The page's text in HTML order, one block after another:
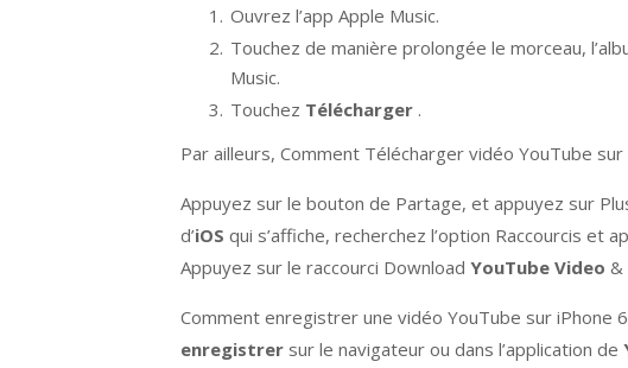
Ouvrez l’app Apple Music.
Touchez de manière prolongée le morceau,
Music.
Touchez Télécharger .
Par ailleurs, Comment Télécharger vidéo YouTube
Appuyez sur le bouton de Partage, et appuyez sur
d’iOS qui s’affiche, recherchez l’option Raccourcis et
Appuyez sur le raccourci Download YouTube Video &
Comment enregistrer une vidéo YouTube sur iPhone
enregistrer sur le navigateur ou dans l’application de